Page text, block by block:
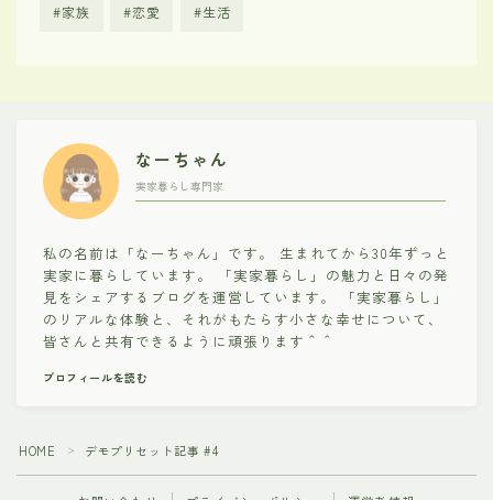
家族 恋愛 生活
なーちゃん
実家暮らし専門家
私の名前は「なーちゃん」です。 生まれてから30年ずっと
実家に暮らしています。 「実家暮らし」の魅力と日々の発
見をシェアするブログを運営しています。 「実家暮らし」
のリアルな体験と、それがもたらす小さな幸せについて、
皆さんと共有できるように頑張ります＾＾
プロフィールを読む
HOME ＞ デモプリセット記事 #4